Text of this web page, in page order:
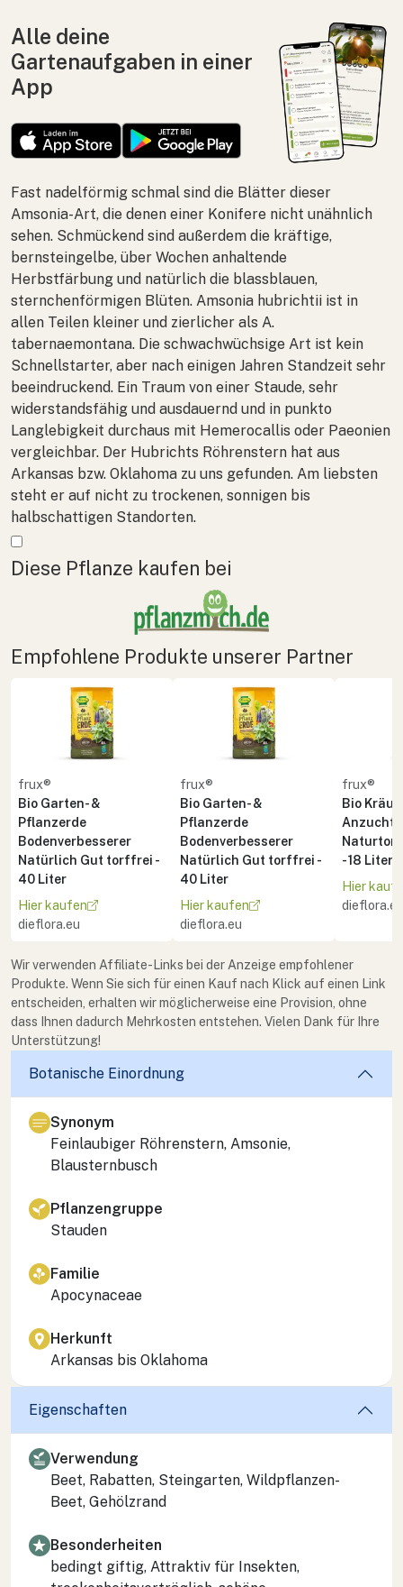
Alle deine
Gartenaufgaben in einer
App
Fast nadelförmig schmal sind die Blätter dieser
Amsonia-Art, die denen einer Konifere nicht unähnlich
sehen. Schmückend sind außerdem die kräftige,
bernsteingelbe, über Wochen anhaltende
Herbstfärbung und natürlich die blassblauen,
sternchenförmigen Blüten. Amsonia hubrichtii ist in
allen Teilen kleiner und zierlicher als A.
tabernaemontana. Die schwachwüchsige Art ist kein
Schnellstarter, aber nach einigen Jahren Standzeit sehr
beeindruckend. Ein Traum von einer Staude, sehr
widerstandsfähig und ausdauernd und in punkto
Langlebigkeit durchaus mit Hemerocallis oder Paeonien
vergleichbar. Der Hubrichts Röhrenstern hat aus
Arkansas bzw. Oklahoma zu uns gefunden. Am liebsten
steht er auf nicht zu trockenen, sonnigen bis
halbschattigen Standorten.
Mehr anzeigen
Diese Pflanze kaufen bei
Empfohlene Produkte unserer Partner
frux®
Bio Garten- &
Pflanzerde
Bodenverbesserer
Natürlich Gut torffrei -
40 Liter
Hier kaufen
dieflora.eu
frux®
Bio Garten- &
Pflanzerde
Bodenverbesserer
Natürlich Gut torffrei -
40 Liter
Hier kaufen
dieflora.eu
frux®
Bio
Naturton
- 18 Liter
Hier
dieflora.eu
Wir verwenden Affiliate-Links bei der Anzeige empfohlener
Produkte. Wenn Sie sich für einen Kauf nach Klick auf einen Link
entscheiden, erhalten wir möglicherweise eine Provision, ohne
dass Ihnen dadurch Mehrkosten entstehen. Vielen Dank für Ihre
Unterstützung!
Botanische Einordnung
Synonym
Feinlaubiger Röhrenstern, Amsonie,
Blausternbusch
Pflanzengruppe
Stauden
Familie
Apocynaceae
Herkunft
Arkansas bis Oklahoma
Eigenschaften
Verwendung
Beet, Rabatten, Steingarten, Wildpflanzen-
Beet, Gehölzrand
Besonderheiten
bedingt giftig, Attraktiv für Insekten,